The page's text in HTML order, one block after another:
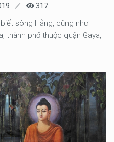
317
sông Hằng, cũng như
thành phố thuộc quận Gaya,